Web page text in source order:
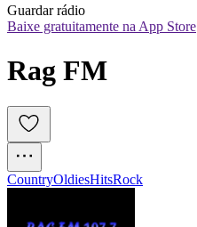
Guardar rádio
Baixe gratuitamente na App Store
Rag FM
CountryOldiesHitsRock